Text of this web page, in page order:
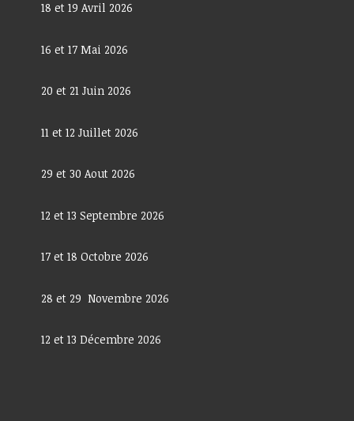
18 et 19 Avril 2026
16 et 17 Mai 2026
20 et 21 Juin 2026
11 et 12 Juillet 2026
29 et 30 Aout 2026
12 et 13 Septembre 2026
17 et 18 Octobre 2026
28 et 29 Novembre 2026
12 et 13 Décembre 2026